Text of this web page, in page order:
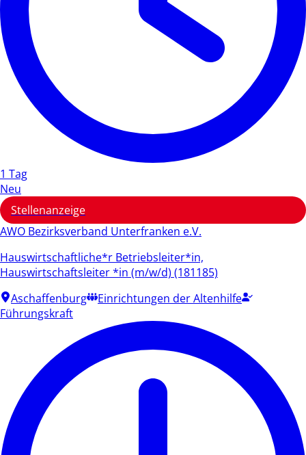
1 Tag
Neu
Stellenanzeige
AWO Bezirksverband Unterfranken e.V.
Hauswirtschaftliche*r Betriebsleiter*in,
Hauswirtschaftsleiter *in (m/w/d) (181185)
Aschaffenburg
Einrichtungen der Altenhilfe
Führungskraft